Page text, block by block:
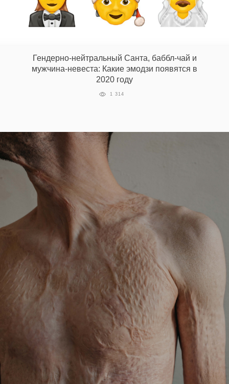
Гендерно-нейтральный Санта, баббл-чай и
мужчина-невеста: Какие эмодзи появятся в
2020 году
1 314